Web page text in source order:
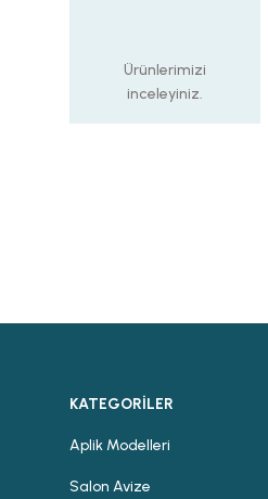
Ürünlerimizi
inceleyiniz.
KATEGORİLER
Aplik Modelleri
Salon Avize